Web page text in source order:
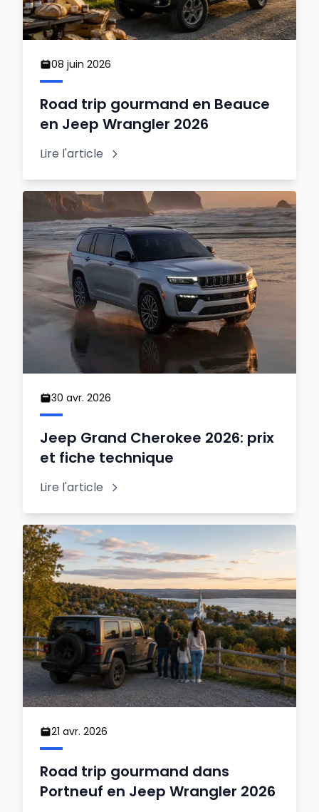
08 juin 2026
Road trip gourmand en Beauce
en Jeep Wrangler 2026
Lire l'article
30 avr. 2026
Jeep Grand Cherokee 2026: prix
et fiche technique
Lire l'article
21 avr. 2026
Road trip gourmand dans
Portneuf en Jeep Wrangler 2026